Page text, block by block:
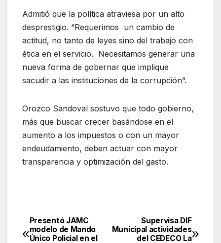
Admitió que la política atraviesa por un alto
desprestigio. “Requerimos un cambio de
actitud, no tanto de leyes sino del trabajo con
ética en el servicio. Necesitamos generar una
nueva forma de gobernar que implique
sacudir a las instituciones de la corrupción”.
Orozco Sandoval sostuvo que todo gobierno,
más que buscar crecer basándose en el
aumento a los impuestos o con un mayor
endeudamiento, deben actuar con mayor
transparencia y optimización del gasto.
Navegación
Supervisa DIF
Municipal actividades
del CEDECO La
Presentó JAMC
modelo de Mando
Único Policial en el